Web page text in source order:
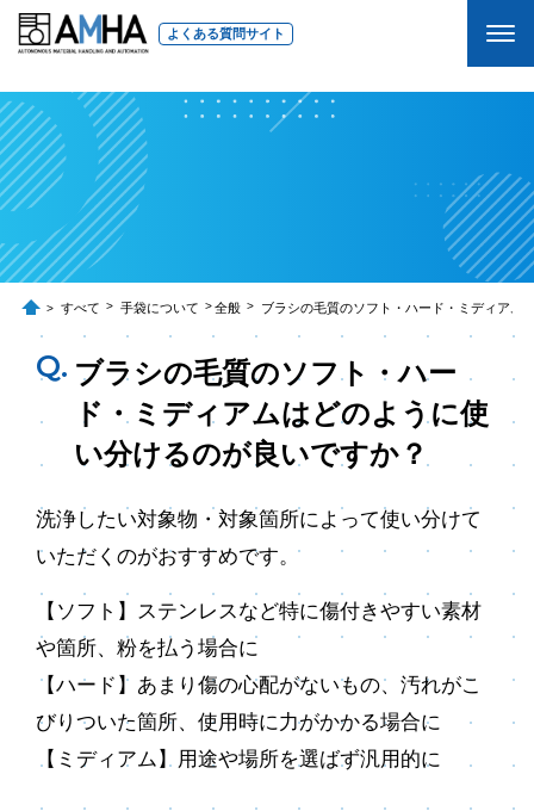
よくある質問サイト
すべて 手袋について 全般 ブラシの毛質のソフト・ハード・ミディアム
ブラシの毛質のソフト・ハー
ド・ミディアムはどのように使
い分けるのが良いですか？
洗浄したい対象物・対象箇所によって使い分けて
いただくのがおすすめです。
【ソフト】ステンレスなど特に傷付きやすい素材
や箇所、粉を払う場合に
【ハード】あまり傷の⼼配がないもの、汚れがこ
びりついた箇所、使用時に力がかかる場合に
【ミディアム】用途や場所を選ばず汎用的に